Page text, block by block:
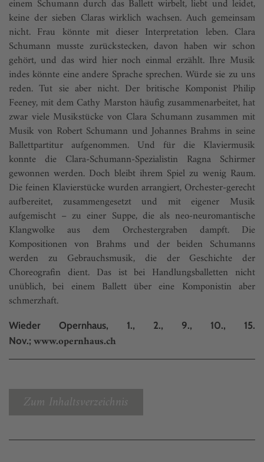
einem Schumann durch das Ballett wirbelt, liebt und leidet,
keine der sieben Claras wirklich wachsen. Auch gemeinsam
nicht. Frau könnte mit dieser Interpretation leben. Clara
Schumann musste zurückstecken, davon haben wir schon
gehört, und das wird hier noch einmal erzählt. Ihre Musik
indes könnte eine andere Sprache sprechen. Würde sie zu uns
reden. Tut sie aber nicht. Der britische Komponist Philip
Feeney, mit dem Cathy Marston häufig zusammenarbeitet, hat
zwar viele Musikstücke von Clara Schumann zusammen mit
Musik von Robert Schumann und Johannes Brahms in seine
Ballettpartitur aufgenommen. Und für die Klaviermusik
konnte die Clara-Schumann-Spezialistin Ragna Schirmer
gewonnen werden. Doch bleibt ihrem Spiel zu wenig Raum.
Die feinen Klavierstücke wurden arrangiert, Orchester-gerecht
aufbereitet, zusammengesetzt und mit eigener Musik
aufgemischt – zu einer Suppe, die als neo-neuromantische
Klangwolke aus dem Orchestergraben dampft. Die
Kompositionen von Brahms und der beiden Schumanns
werden zu Gebrauchsmusik, die der Geschichte der
Choreografin dient. Das ist bei Handlungsballetten nicht
unüblich, bei einem Ballett über eine Komponistin aber
schmerzhaft.
Wieder Opernhaus, 1., 2., 9., 10., 15.
Nov.; www.opernhaus.ch
Zum Inhaltsverzeichnis